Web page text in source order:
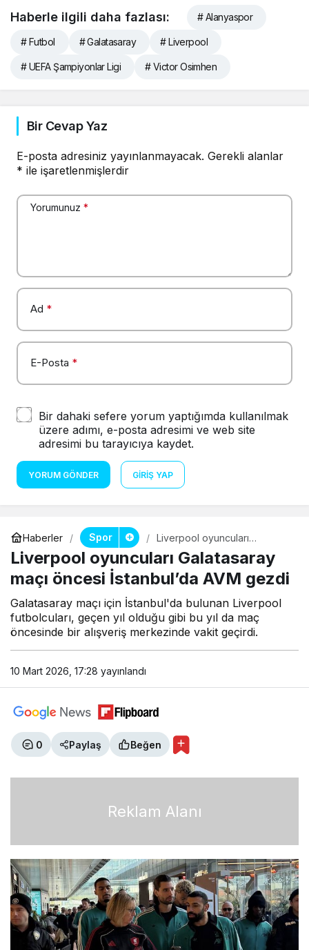
Haberle ilgili daha fazlası: # Alanyaspor
# Futbol # Galatasaray # Liverpool
# UEFA Şampiyonlar Ligi # Victor Osimhen
Bir Cevap Yaz
E-posta adresiniz yayınlanmayacak. Gerekli alanlar
* ile işaretlenmişlerdir
Yorumunuz *
Ad *
E-Posta *
Bir dahaki sefere yorum yaptığımda kullanılmak
üzere adımı, e-posta adresimi ve web site
adresimi bu tarayıcıya kaydet.
YORUM GÖNDER GIRIŞ YAP
Haberler Spor
Liverpool oyuncuları
Galatasaray maçı öncesi
İstanbul’da AVM gezdi
Liverpool oyuncuları Galatasaray
maçı öncesi İstanbul’da AVM gezdi
Galatasaray maçı için İstanbul'da bulunan Liverpool
futbolcuları, geçen yıl olduğu gibi bu yıl da maç
öncesinde bir alışveriş merkezinde vakit geçirdi.
10 Mart 2026, 17:28 yayınlandı
0 Paylaş Beğen
Reklam Alanı